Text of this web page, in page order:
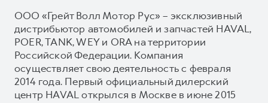
ООО «Грейт Волл Мотор Рус» – эксклюзивный
дистрибьютор автомобилей и запчастей HAVAL,
POER, TANK, WEY и ORA на территории
Российской Федерации. Компания
осуществляет свою деятельность с февраля
2014 года. Первый официальный дилерский
центр HAVAL открылся в Москве в июне 2015